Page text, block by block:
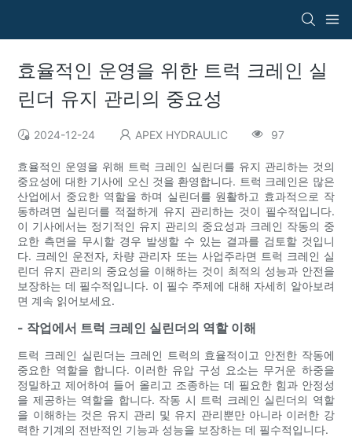
효율적인 운영을 위한 트럭 크레인 실
린더 유지 관리의 중요성
2024-12-24 APEX HYDRAULIC 97
효율적인 운영을 위해 트럭 크레인 실린더를 유지 관리하는 것의
중요성에 대한 기사에 오신 것을 환영합니다. 트럭 크레인은 많은
산업에서 중요한 역할을 하며 실린더를 원활하고 효과적으로 작
동하려면 실린더를 적절하게 유지 관리하는 것이 필수적입니다.
이 기사에서는 정기적인 유지 관리의 중요성과 크레인 작동의 중
요한 측면을 무시할 경우 발생할 수 있는 결과를 검토할 것입니
다. 크레인 운전자, 차량 관리자 또는 사업주라면 트럭 크레인 실
린더 유지 관리의 중요성을 이해하는 것이 최적의 성능과 안전을
보장하는 데 필수적입니다. 이 필수 주제에 대해 자세히 알아보려
면 계속 읽어보세요.
- 작업에서 트럭 크레인 실린더의 역할 이해
트럭 크레인 실린더는 크레인 트럭의 효율적이고 안전한 작동에
중요한 역할을 합니다. 이러한 유압 구성 요소는 무거운 하중을
정밀하고 제어하여 들어 올리고 조종하는 데 필요한 힘과 안정성
을 제공하는 역할을 합니다. 작동 시 트럭 크레인 실린더의 역할
을 이해하는 것은 유지 관리 및 유지 관리뿐만 아니라 이러한 강
력한 기계의 전반적인 기능과 성능을 보장하는 데 필수적입니다.